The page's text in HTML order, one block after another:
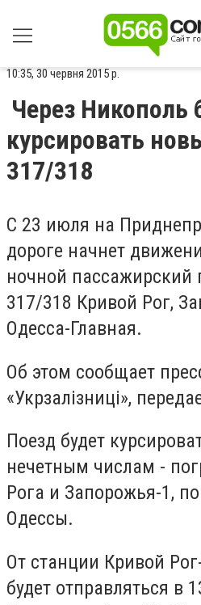
10:35, 30 червня 2015 р.
Через Никополь
курсировать
317/318
С 23 июля на
дороге начнет
ночной пассажирский
317/318 Кривой Рог,
Одесса-Главная.
Об этом сообщает
«Укрзалізниці»,
Поезд будет
нечетным числам -
Рога и Запорожья-1,
Одессы.
От станции Кривой
будет отправляться в